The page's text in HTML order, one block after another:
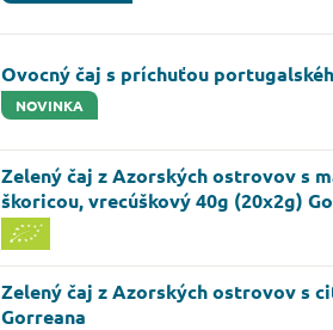
Ovocný čaj s príchuťou
NOVINKA
Zelený čaj z Azorských ostrovov s
škoricou, vrecúškový 40g (20x2g)
Zelený čaj z Azorských ostrovov s
Gorreana